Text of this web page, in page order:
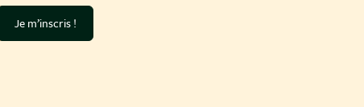
Je m’inscris !